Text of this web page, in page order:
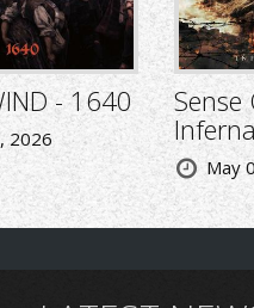
- 1640
2026
Sense
May